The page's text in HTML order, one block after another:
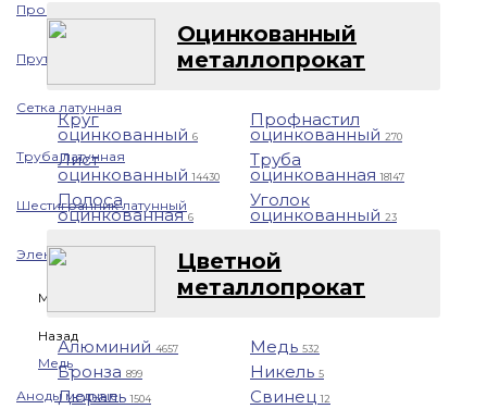
Проволока латунная
Пруток латунный
Сетка латунная
Труба латунная
Шестигранник латунный
Электрод латунный
Медь
Назад
Медь
Аноды медные
Оцинкованный
металлопрокат
Круг
оцинкованный 6
Лист
оцинкованный14430
Полоса
оцинкованная6
Профнастил
оцинкованный 270
Труба
оцинкованная18147
Уголок
оцинкованный 23
Цветной
металлопрокат
Алюминий 4657
Бронза 899
Дюраль1504
Медь 532
Никель 5
Свинец12